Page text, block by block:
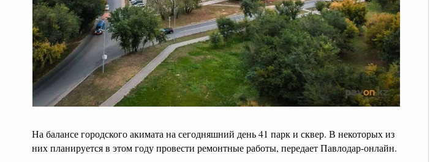
На балансе городского акимата на сегодняшний день 41 парк и сквер. В некоторых из
них планируется в этом году провести ремонтные работы, передает Павлодар-онлайн.